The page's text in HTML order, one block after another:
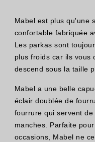
Mabel est plus qu'une
confortable fabriquée
Les parkas sont
plus froids car ils vous
descend sous la taille
Mabel a une belle
éclair doublée de
fourrure qui servent
manches. Parfaite
occasions, Mabel ne